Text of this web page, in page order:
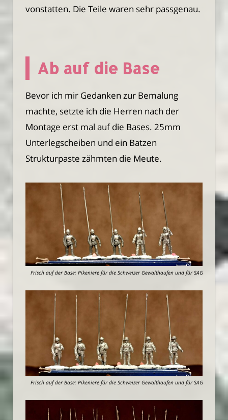
vonstatten. Die Teile waren sehr passgenau.
Ab auf die Base
Bevor ich mir Gedanken zur Bemalung
machte, setzte ich die Herren nach der
Montage erst mal auf die Bases. 25mm
Unterlegscheiben und ein Batzen
Strukturpaste zähmten die Meute.
Frisch auf der Base: Pikeniere für die Schweizer Gewalthaufen und für SAGA.
Frisch auf der Base: Pikeniere für die Schweizer Gewalthaufen und für SAGA.